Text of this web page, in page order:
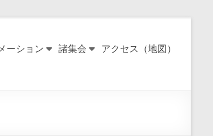
ーション 諸集会 アクセス（地図）